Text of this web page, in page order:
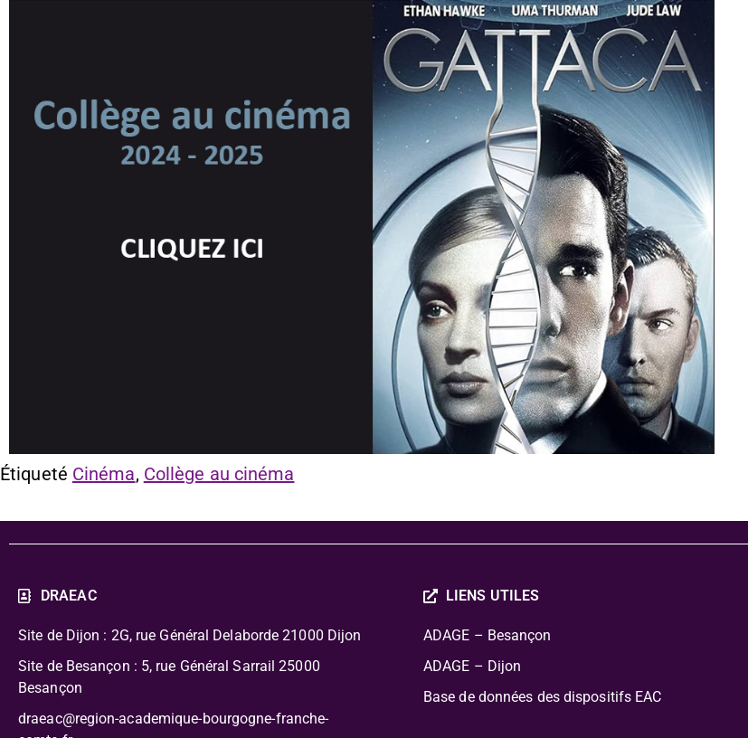
Étiqueté Cinéma, Collège au cinéma
DRAEAC
Site de Dijon : 2G, rue Général Delaborde 21000 Dijon
Site de Besançon : 5, rue Général Sarrail 25000
Besançon
draeac@region-academique-bourgogne-franche-
LIENS UTILES
ADAGE – Besançon
ADAGE – Dijon
Base de données des dispositifs EAC